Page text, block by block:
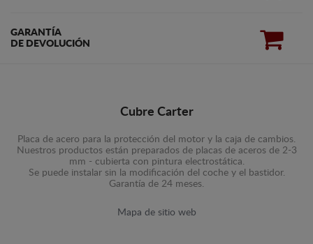
GARANTÍA
DE DEVOLUCIÓN
Cubre Carter
Placa de acero para la protección del motor y la caja de cambios.
Nuestros productos están preparados de placas de aceros de 2-3
mm - cubierta con pintura electrostática.
Se puede instalar sin la modificación del coche y el bastidor.
Garantía de 24 meses.
Mapa de sitio web